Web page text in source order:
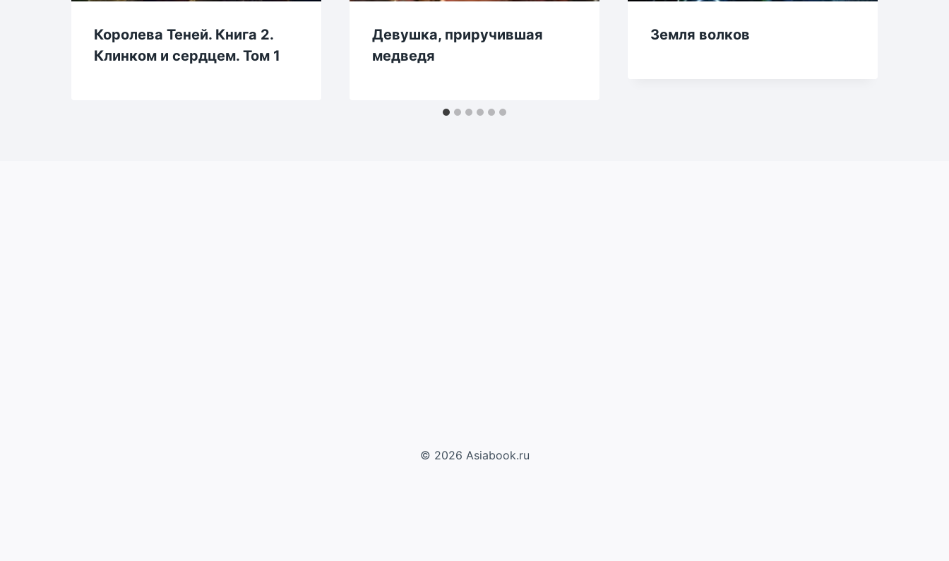
Королева Теней. Книга 2.
Клинком и сердцем. Том 1
Девушка, приручившая
медведя
Земля волков
© 2026 Asiabook.ru